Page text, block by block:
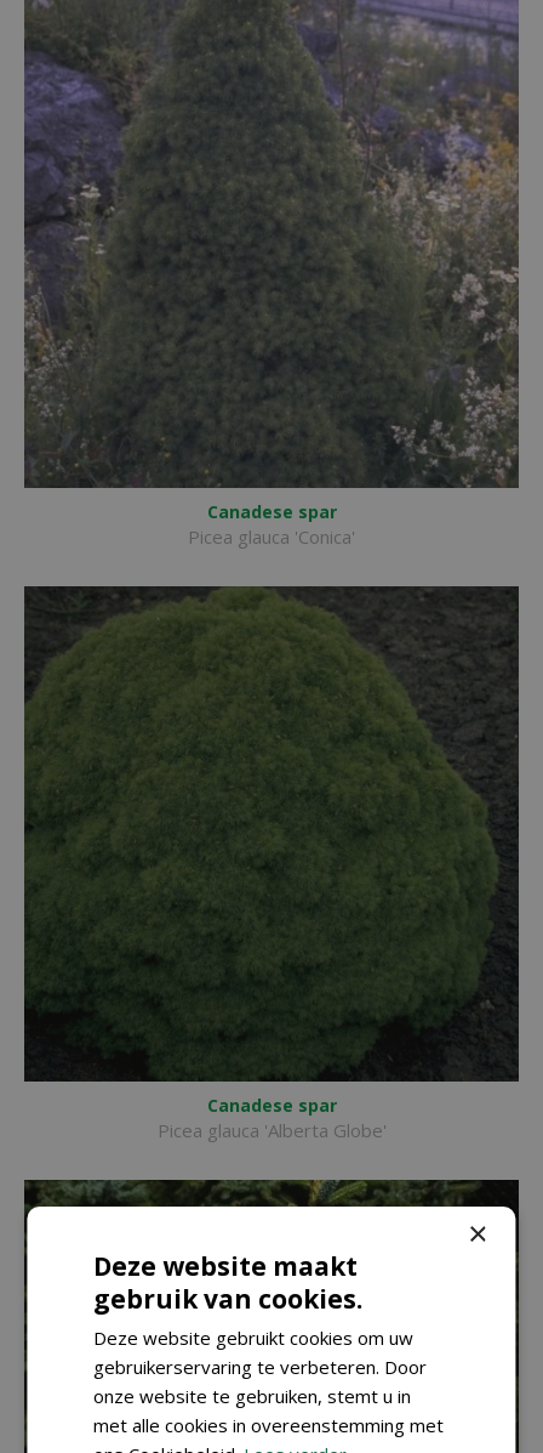
Canadese spar
Picea glauca 'Conica'
Canadese spar
Picea glauca 'Alberta Globe'
×
Deze website maakt
gebruik van cookies.
Deze website gebruikt cookies om uw
gebruikerservaring te verbeteren. Door
onze website te gebruiken, stemt u in
met alle cookies in overeenstemming met